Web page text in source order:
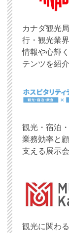
カナダ観光
行・観光業
情報や心輝
テンツを紹介
観光・宿泊
業務効率と
支える展示会
観光に関わ